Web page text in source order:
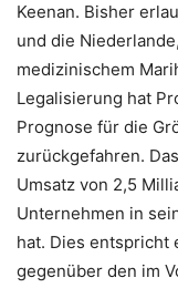
Keenan. Bisher
und die
medizinischem
Legalisierung hat
Prognose für die
zurückgefahren.
Umsatz von 2,5
Unternehmen in
hat. Dies entspricht
gegenüber den im